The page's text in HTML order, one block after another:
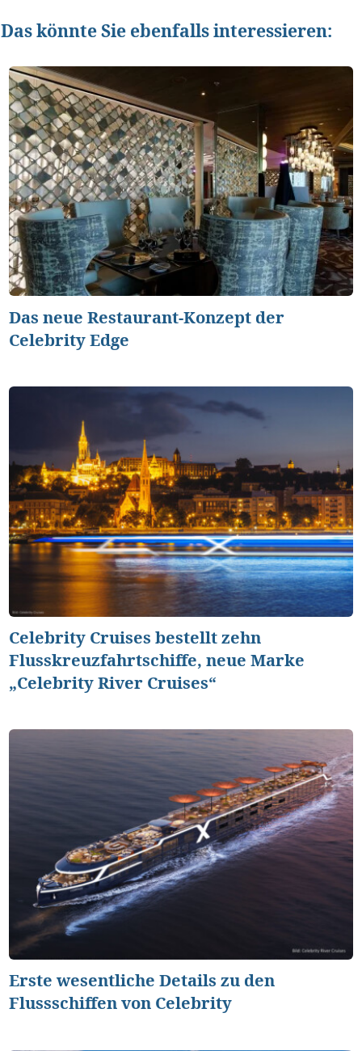
Das könnte Sie ebenfalls interessieren:
Das neue Restaurant-Konzept der
Celebrity Edge
Celebrity Cruises bestellt zehn
Flusskreuzfahrtschiffe, neue Marke
„Celebrity River Cruises“
Erste wesentliche Details zu den
Flussschiffen von Celebrity